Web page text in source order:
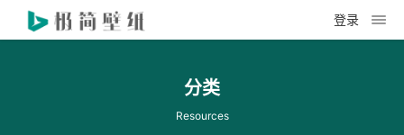
登录
分类
Resources